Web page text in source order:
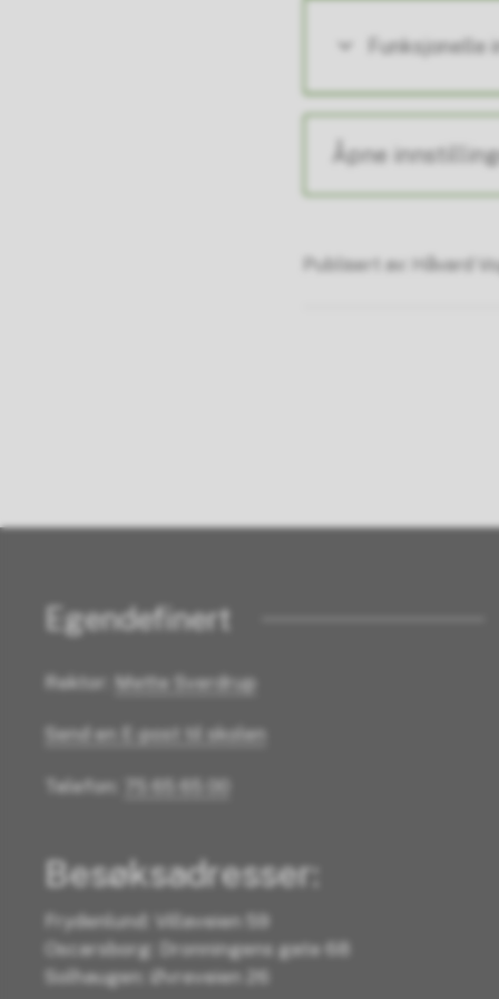
Funksjonelle
Åpne
Publisert av Håvard
Egendefinert
Rektor: Mette Sverdrup
Send en E-post til skolen
Telefon: 75 65 65 00
Besøksadresser:
Frydenlund: Villaveien 59
Oscarsborg: Dronningens gate 68
Solhaugen: Øvreveien 26